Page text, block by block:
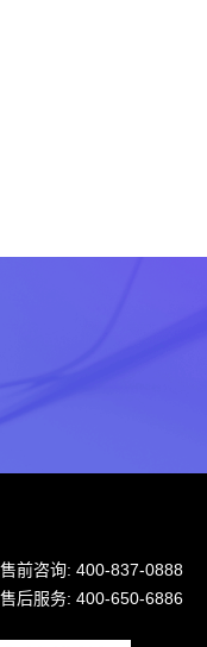
售前咨询: 400-837-0888
售后服务: 400-650-6886